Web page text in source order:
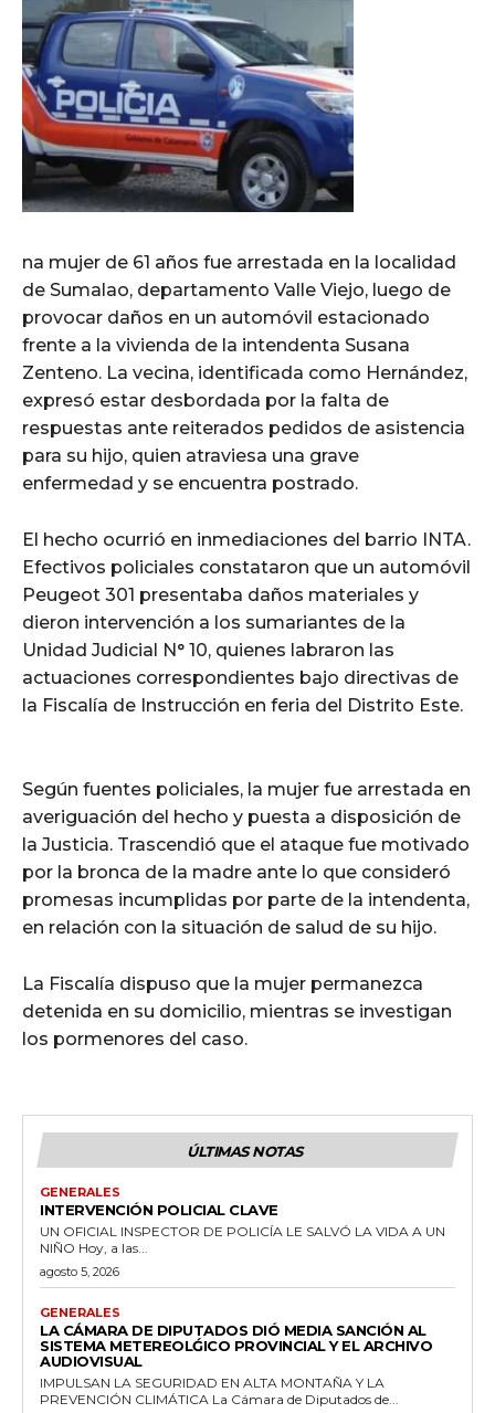
na mujer de 61 años fue arrestada en la localidad
de Sumalao, departamento Valle Viejo, luego de
provocar daños en un automóvil estacionado
frente a la vivienda de la intendenta Susana
Zenteno. La vecina, identificada como Hernández,
expresó estar desbordada por la falta de
respuestas ante reiterados pedidos de asistencia
para su hijo, quien atraviesa una grave
enfermedad y se encuentra postrado.
El hecho ocurrió en inmediaciones del barrio INTA.
Efectivos policiales constataron que un automóvil
Peugeot 301 presentaba daños materiales y
dieron intervención a los sumariantes de la
Unidad Judicial N° 10, quienes labraron las
actuaciones correspondientes bajo directivas de
la Fiscalía de Instrucción en feria del Distrito Este.
Según fuentes policiales, la mujer fue arrestada en
averiguación del hecho y puesta a disposición de
la Justicia. Trascendió que el ataque fue motivado
por la bronca de la madre ante lo que consideró
promesas incumplidas por parte de la intendenta,
en relación con la situación de salud de su hijo.
La Fiscalía dispuso que la mujer permanezca
detenida en su domicilio, mientras se investigan
los pormenores del caso.
ÚLTIMAS NOTAS
GENERALES
INTERVENCIÓN POLICIAL CLAVE
UN OFICIAL INSPECTOR DE POLICÍA LE SALVÓ LA VIDA A UN
NIÑO Hoy, a las...
agosto 5, 2026
GENERALES
LA CÁMARA DE DIPUTADOS DIÓ MEDIA SANCIÓN AL
SISTEMA METEREOLǴICO PROVINCIAL Y EL ARCHIVO
AUDIOVISUAL
IMPULSAN LA SEGURIDAD EN ALTA MONTAÑA Y LA
PREVENCIÓN CLIMÁTICA La Cámara de Diputados de...